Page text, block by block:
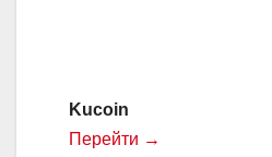
Kucoin
Перейти →